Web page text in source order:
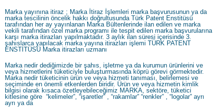
Marka yayınına itiraz ; Marka İtiraz İşlemleri marka başvurusunun ya da
marka tescilinin öncelik hakkı doğrultusunda Türk Patent Enstitüsü
tarafından her ay yayınlanan Marka Bültenlerinde ilan edilen ve marka
vekili tarafından özel marka programı ile tespit edilen marka başvurularına
karşı marka itirazları yapılmaktadır. 3 aylık ilan süresi içerisinde 3.
şahıslarca yapılacak marka yayına itirazları işlemi TÜRK PATENT
ENSTİTÜSÜ Marka itirazları uzmanı
Marka nedir dediğimizde bir şahıs, işletme ya da kurumun ürünlerini ve
veya hizmetlerini tüketiciyle buluşturmasında köprü görevi görmektedir.
Marka nedir tüketicinin ürün ve veya hizmeti tanıması, belirlemesi ve
seçiminde en önemli etkenlerden biridir. Ürün ve veya hizmetin kimlik
bilgisi olarak kısaca özetleyebileceğimiz MARKA, sektöre, tüketici
kitlesine göre “kelimeler”, “işaretler” , “rakamlar” “renkler” , “logolar” ayrı
ayrı ya da